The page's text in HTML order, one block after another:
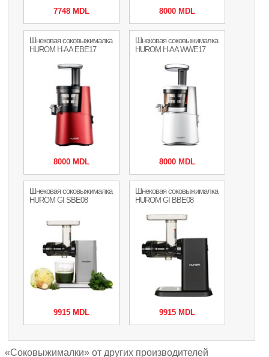
7748 MDL 8000 MDL
Шнековая соковыжималка
HUROM H-AA EBE17
8000 MDL
Шнековая соковыжималка
HUROM H-AA WWE17
8000 MDL
Шнековая соковыжималка
HUROM GI SBE08
9915 MDL
Шнековая соковыжималка
HUROM GI BBE08
9915 MDL
«Соковыжималки» от других производителей